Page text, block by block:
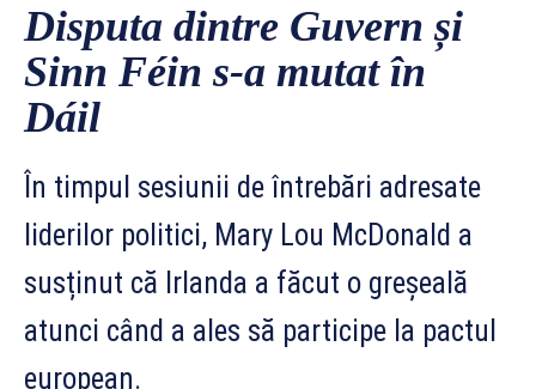
Disputa dintre Guvern și
Sinn Féin s-a mutat în
Dáil
În timpul sesiunii de întrebări adresate
liderilor politici, Mary Lou McDonald a
susținut că Irlanda a făcut o greșeală
atunci când a ales să participe la pactul
european.